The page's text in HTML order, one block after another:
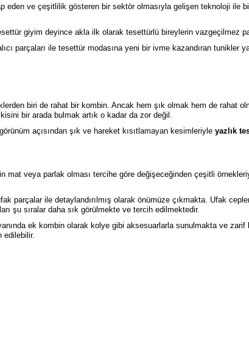
eden ve çeşitlilik gösteren bir sektör olmasıyla gelişen teknoloji ile
giyim deyince akla ilk olarak tesettürlü bireylerin vazgeçilmez
parçaları ile tesettür modasına yeni bir ivme kazandıran tunikler
biri de rahat bir kombin. Ancak hem şık olmak hem de rahat
bir arada bulmak artık o kadar da zor değil.
açısından şık ve hareket kısıtlamayan kesimleriyle yazlık
mat veya parlak olması tercihe göre değişeceğinden çeşitli
parçalar ile detaylandırılmış olarak önümüze çıkmakta. Ufak
şu sıralar daha sık görülmekte ve tercih edilmektedir.
ek kombin olarak kolye gibi aksesuarlarla sunulmakta ve zarif
edilebilir.